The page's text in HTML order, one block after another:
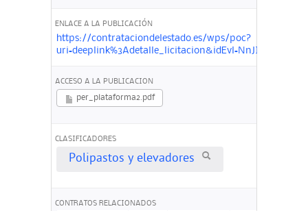
ENLACE A LA PUBLICACIÓN
https://contrataciondelestado.es/wps/poc?
ACCESO A LA PUBLICACION
per_plataforma2.pdf
CLASIFICADORES
Polipastos y elevadores
CONTRATOS RELACIONADOS